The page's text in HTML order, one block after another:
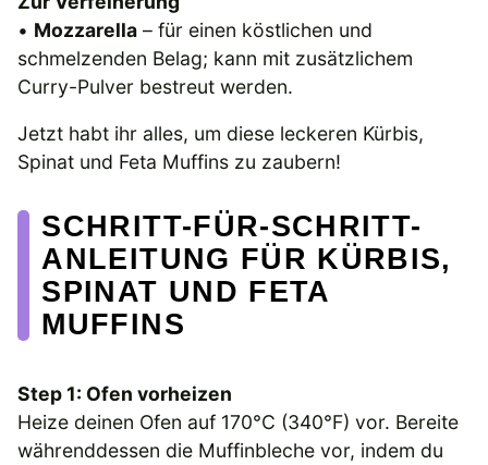
• Mozzarella – für einen köstlichen und
schmelzenden Belag; kann mit zusätzlichem
Curry-Pulver bestreut werden.
Jetzt habt ihr alles, um diese leckeren Kürbis,
Spinat und Feta Muffins zu zaubern!
SCHRITT-FÜR-SCHRITT-
ANLEITUNG FÜR KÜRBIS,
SPINAT UND FETA
MUFFINS
Step 1: Ofen vorheizen
Heize deinen Ofen auf 170°C (340°F) vor. Bereite
währenddessen die Muffinbleche vor, indem du